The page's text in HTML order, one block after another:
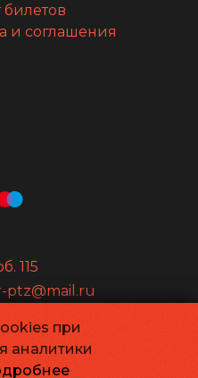
при
аналитики
билетов
и соглашения
115
ptz@mail.ru
p24.app